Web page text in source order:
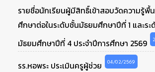
รายชื่อนักเรียนผู้มีสิทธิ์เข้าสอบวัดความรู้พื้น
ศึกษาต่อในระดับชั้นมัธยมศึกษาปีที่ 1 และระ
มัธยมศึกษาปีที่ 4 ประจำปีการศึกษา 2569
รร.หอพระ ประเมินครูผู้ช่วย 04/02/2569